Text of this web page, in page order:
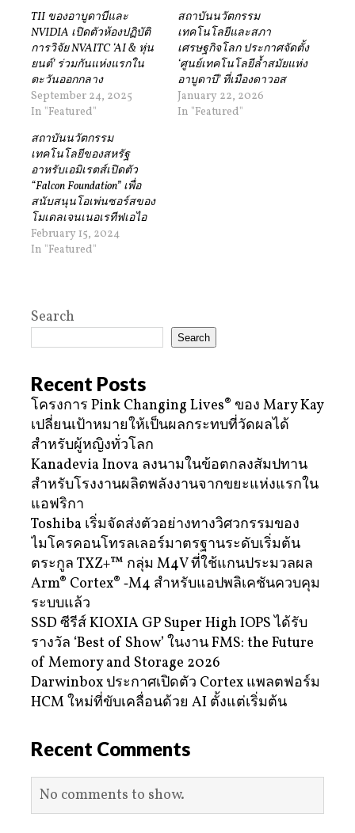
TII ของอาบูดาบีและ
NVIDIA เปิดตัวห้องปฏิบัติ
การวิจัย NVAITC ‘AI & หุ่น
ยนต์’ ร่วมกันแห่งแรกใน
ตะวันออกกลาง
September 24, 2025
In "Featured"
สถาบันนวัตกรรม
เทคโนโลยีและสภา
เศรษฐกิจโลก ประกาศจัดตั้ง
‘ศูนย์เทคโนโลยีล้ำสมัยแห่ง
อาบูดาบี’ ที่เมืองดาวอส
January 22, 2026
In "Featured"
สถาบันนวัตกรรม
เทคโนโลยีของสหรัฐ
อาหรับเอมิเรตส์เปิดตัว
“Falcon Foundation” เพื่อ
สนับสนุนโอเพ่นซอร์สของ
โมเดลเจนเนอเรทีฟเอไอ
February 15, 2024
In "Featured"
Search
Search
Recent Posts
โครงการ Pink Changing Lives® ของ Mary Kay
เปลี่ยนเป้าหมายให้เป็นผลกระทบที่วัดผลได้
สำหรับผู้หญิงทั่วโลก
Kanadevia Inova ลงนามในข้อตกลงสัมปทาน
สำหรับโรงงานผลิตพลังงานจากขยะแห่งแรกใน
แอฟริกา
Toshiba เริ่มจัดส่งตัวอย่างทางวิศวกรรมของ
ไมโครคอนโทรลเลอร์มาตรฐานระดับเริ่มต้น
ตระกูล TXZ+™ กลุ่ม M4V ที่ใช้แกนประมวลผล
Arm® Cortex® ‑M4 สำหรับแอปพลิเคชันควบคุม
ระบบแล้ว
SSD ซีรีส์ KIOXIA GP Super High IOPS ได้รับ
รางวัล ‘Best of Show’ ในงาน FMS: the Future
of Memory and Storage 2026
Darwinbox ประกาศเปิดตัว Cortex แพลตฟอร์ม
HCM ใหม่ที่ขับเคลื่อนด้วย AI ตั้งแต่เริ่มต้น
Recent Comments
No comments to show.